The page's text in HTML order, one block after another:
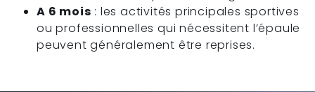
A 6 mois : les activités principales sportives
ou professionnelles qui nécessitent l’épaule
peuvent généralement être reprises.